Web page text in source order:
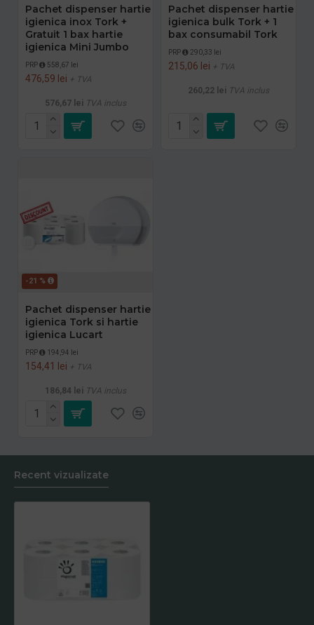
Pachet dispenser hartie
igienica inox Tork +
Gratuit 1 bax hartie
igienica Mini Jumbo
PRP 558,67 lei
476,59 lei + TVA
576,67 lei TVA inclus
Pachet dispenser hartie
igienica bulk Tork + 1
bax consumabil Tork
PRP 290,33 lei
215,06 lei + TVA
260,22 lei TVA inclus
-21 %
Pachet dispenser hartie
igienica Tork si hartie
igienica Lucart
PRP 194,94 lei
154,41 lei + TVA
186,84 lei TVA inclus
Recent vizualizate